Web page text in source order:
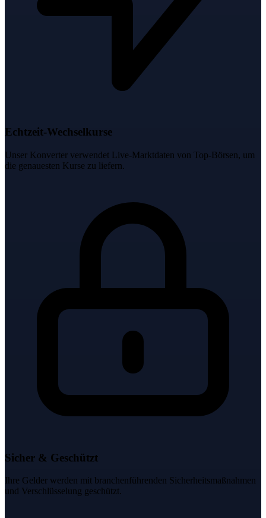
Echtzeit-Wechselkurse
Unser Konverter verwendet Live-Marktdaten von Top-Börsen, um
die genauesten Kurse zu liefern.
Sicher & Geschützt
Ihre Gelder werden mit branchenführenden Sicherheitsmaßnahmen
und Verschlüsselung geschützt.